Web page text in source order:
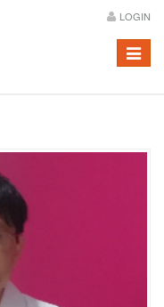
LOGIN
Menú